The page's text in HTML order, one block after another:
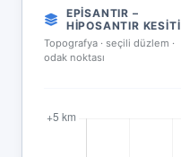
EPISANTIR –
HIPOSANTIR KESITI
Topografya · seçili düzlem ·
odak noktası